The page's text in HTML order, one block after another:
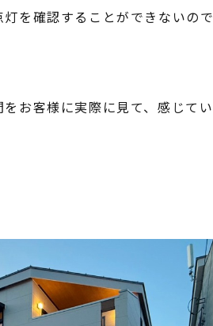
を確認することができないので
お客様に実際に見て、感じてい